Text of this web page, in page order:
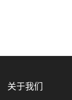
关于我们